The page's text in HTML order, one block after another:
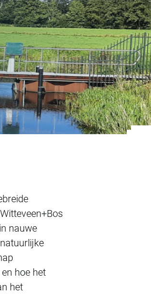
nauwe
hoe het
het